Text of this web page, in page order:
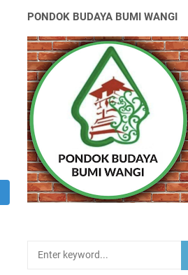
PONDOK BUDAYA BUMI WANGI